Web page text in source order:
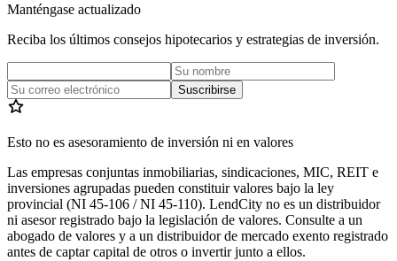
Manténgase actualizado
Reciba los últimos consejos hipotecarios y estrategias de inversión.
Suscribirse
Esto no es asesoramiento de inversión ni en valores
Las empresas conjuntas inmobiliarias, sindicaciones, MIC, REIT e
inversiones agrupadas pueden constituir valores bajo la ley
provincial (NI 45-106 / NI 45-110). LendCity no es un distribuidor
ni asesor registrado bajo la legislación de valores. Consulte a un
abogado de valores y a un distribuidor de mercado exento registrado
antes de captar capital de otros o invertir junto a ellos.